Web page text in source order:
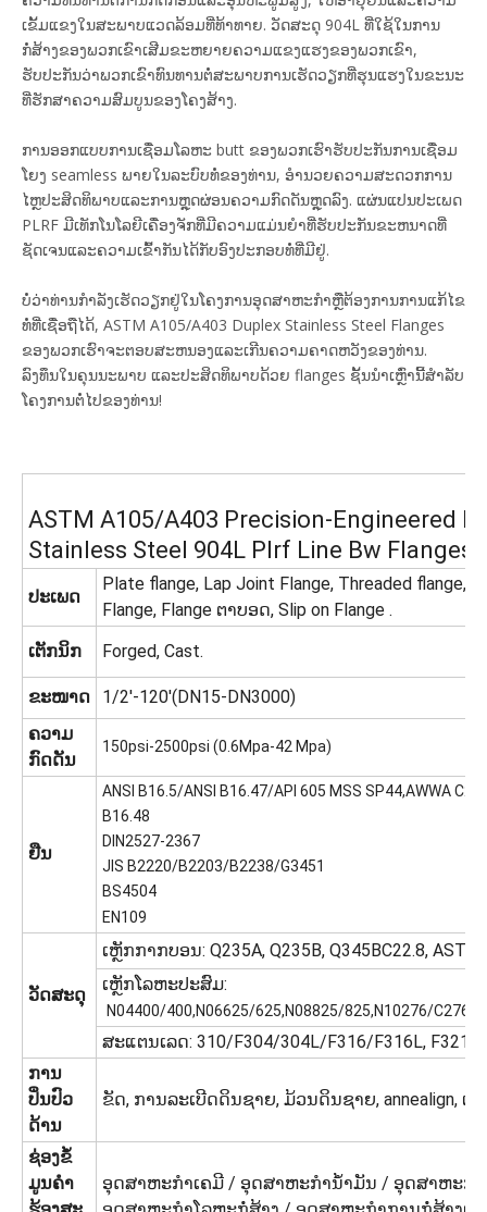
ເຂັ້ມແຂງໃນສະພາບແວດລ້ອມທີ່ທ້າທາຍ. ວັດສະດຸ 904L ທີ່ໃຊ້ໃນການ
ກໍ່ສ້າງຂອງພວກເຂົາເສີມຂະຫຍາຍຄວາມແຂງແຮງຂອງພວກເຂົາ,
ຮັບປະກັນວ່າພວກເຂົາທົນທານຕໍ່ສະພາບການເຮັດວຽກທີ່ຮຸນແຮງໃນຂະນະ
ທີ່ຮັກສາຄວາມສົມບູນຂອງໂຄງສ້າງ.
ການອອກແບບການເຊື່ອມໂລຫະ butt ຂອງພວກເຮົາຮັບປະກັນການເຊື່ອມ
ໂຍງ seamless ພາຍໃນລະບົບທໍ່ຂອງທ່ານ, ອໍານວຍຄວາມສະດວກການ
ໄຫຼປະສິດທິພາບແລະການຫຼຸດຜ່ອນຄວາມກົດດັນຫຼຸດລົງ. ແຜ່ນແປນປະເພດ
PLRF ມີເທັກໂນໂລຍີເຄື່ອງຈັກທີ່ມີຄວາມແມ່ນຍໍາທີ່ຮັບປະກັນຂະຫນາດທີ່
ຊັດເຈນແລະຄວາມເຂົ້າກັນໄດ້ກັບອົງປະກອບທໍ່ທີ່ມີຢູ່.
ບໍ່ວ່າທ່ານກໍາລັງເຮັດວຽກຢູ່ໃນໂຄງການອຸດສາຫະກໍາຫຼືຕ້ອງການການແກ້ໄຂ
ທໍ່ທີ່ເຊື່ອຖືໄດ້, ASTM A105/A403 Duplex Stainless Steel Flanges
ຂອງພວກເຮົາຈະຕອບສະຫນອງແລະເກີນຄວາມຄາດຫວັງຂອງທ່ານ.
ລົງທຶນໃນຄຸນນະພາບ ແລະປະສິດທິພາບດ້ວຍ flanges ຊັ້ນນໍາເຫຼົ່ານີ້ສໍາລັບ
ໂຄງການຕໍ່ໄປຂອງທ່ານ!
ASTM A105/A403 Precision-Engineered
Stainless Steel 904L Plrf Line Bw Flanges
ປະເພດ
Plate flange, Lap Joint Flange, Threaded flange,
Flange, Flange ຕາບອດ, Slip on Flange .
ເຕັກນິກ
Forged, Cast.
ຂະໜາດ
1/2'-120'(DN15-DN3000)
ຄວາມ
ກົດດັນ
150psi-2500psi (0.6Mpa-42 Mpa)
ຢືນ
ANSI B16.5/ANSI B16.47/API 605 MSS SP44,AWWA
B16.48
DIN2527-2367
JIS B2220/B2203/B2238/G3451
BS4504
EN109
ວັດສະດຸ
ເຫຼັກກາກບອນ: Q235A, Q235B, Q345BC22.8, ASTM
ເຫຼັກໂລຫະປະສົມ:
N04400/400,N06625/625,N08825/825,N10276/
ສະແຕນເລດ: 310/F304/304L/F316/F316L, F321,
ການ
ປິ່ນປົວ
ດ້ານ
ຂັດ, ການລະເບີດດິນຊາຍ, ມ້ວນດິນຊາຍ, annealign, ແ
ຊ່ອງຂໍ້
ມູນຄໍາ
ອຸດສາຫະກໍາເຄມີ / ອຸດສາຫະກໍານ້ໍາມັນ / ອຸດສາຫະກໍາ